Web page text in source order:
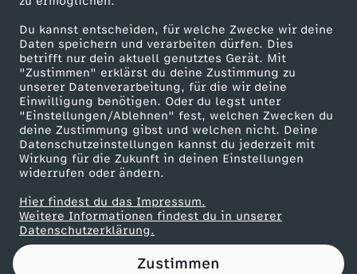
Du kannst entscheiden, für welche Zwecke wir deine
Daten speichern und verarbeiten dürfen. Dies
betrifft nur dein aktuell genutztes Gerät. Mit
"Zustimmen" erklärst du deine Zustimmung zu
unserer Datenverarbeitung, für die wir deine
Einwilligung benötigen. Oder du legst unter
"Einstellungen/Ablehnen" fest, welchen Zwecken du
deine Zustimmung gibst und welchen nicht. Deine
Datenschutzeinstellungen kannst du jederzeit mit
Wirkung für die Zukunft in deinen Einstellungen
widerrufen oder ändern.
Hier findest du das Impressum.
Weitere Informationen findest du in unserer
Datenschutzerklärung.
Zustimmen
i
n
i
n
v
e
r
ZDF goes Schule
Werbefernsehen
Mainzelmännchen
Partner